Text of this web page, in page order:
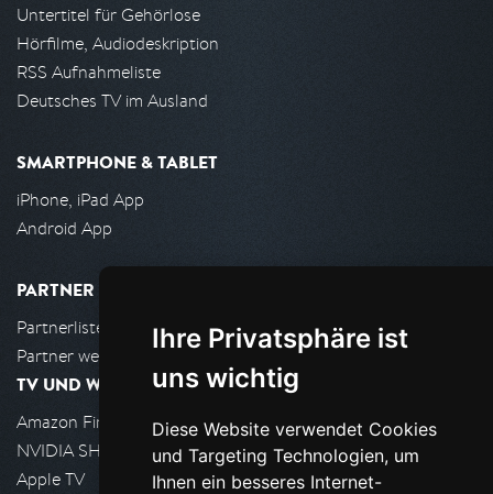
Ihre Privatsphäre ist
uns wichtig
Diese Website verwendet Cookies
und Targeting Technologien, um
Ihnen ein besseres Internet-
Untertitel für Gehörlose
Hörfilme, Audiodeskription
RSS Aufnahmeliste
Deutsches TV im Ausland
SMARTPHONE & TABLET
iPhone, iPad App
Android App
PARTNER
Partnerliste
Partner werden
TV UND WOHNZIMMER
Amazon FireTV
NVIDIA SHIELD, Google TV
Apple TV